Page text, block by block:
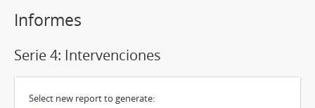
Informes
Serie 4: Intervenciones
Select new report to generate: